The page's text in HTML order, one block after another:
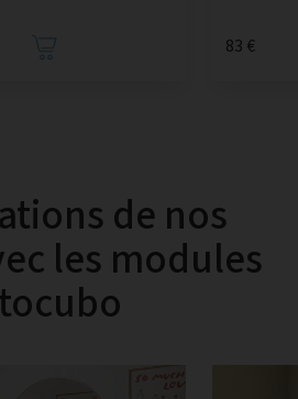
83 €
de nos
les modules